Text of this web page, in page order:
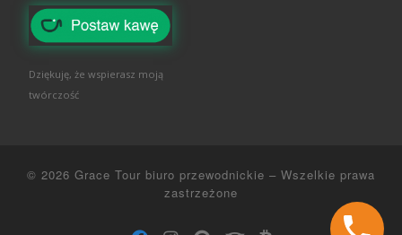
Dziękuję, że wspierasz moją
twórczość
© 2026 Grace Tour biuro przewodnickie – Wszelkie prawa
zastrzeżone